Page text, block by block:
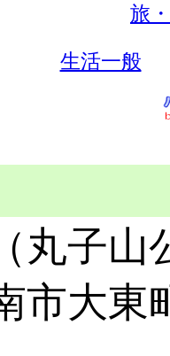
旅
生活一般
丸子山
市大東